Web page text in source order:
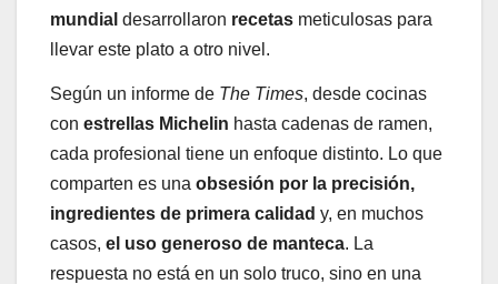
mundial desarrollaron recetas meticulosas para
llevar este plato a otro nivel.
Según un informe de The Times, desde cocinas
con estrellas Michelin hasta cadenas de ramen,
cada profesional tiene un enfoque distinto. Lo que
comparten es una obsesión por la precisión,
ingredientes de primera calidad y, en muchos
casos, el uso generoso de manteca. La
respuesta no está en un solo truco, sino en una